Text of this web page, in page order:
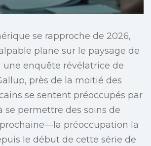
se rapproche de 2026,
plane sur le paysage de
une enquête révélatrice de
près de la moitié des
se sentent préoccupés par
se permettre des soins de
prochaine—la préoccupation la
le début de cette série de